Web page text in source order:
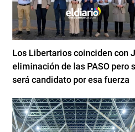
Los Libertarios coinciden con
eliminación de las PASO pero
será candidato por esa fuerza